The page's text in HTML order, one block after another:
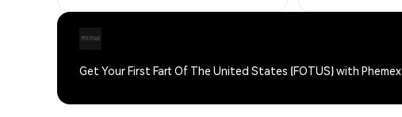
Get Your First Fart Of The United States (FOTUS) with Phemex